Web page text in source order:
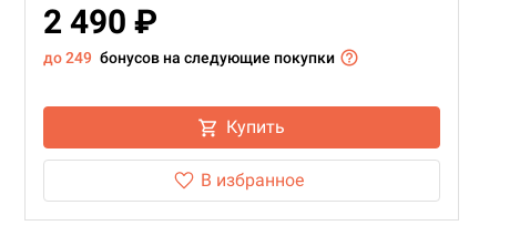
2 490 ₽
до 249 бонусов на следующие покупки
Купить
В избранное